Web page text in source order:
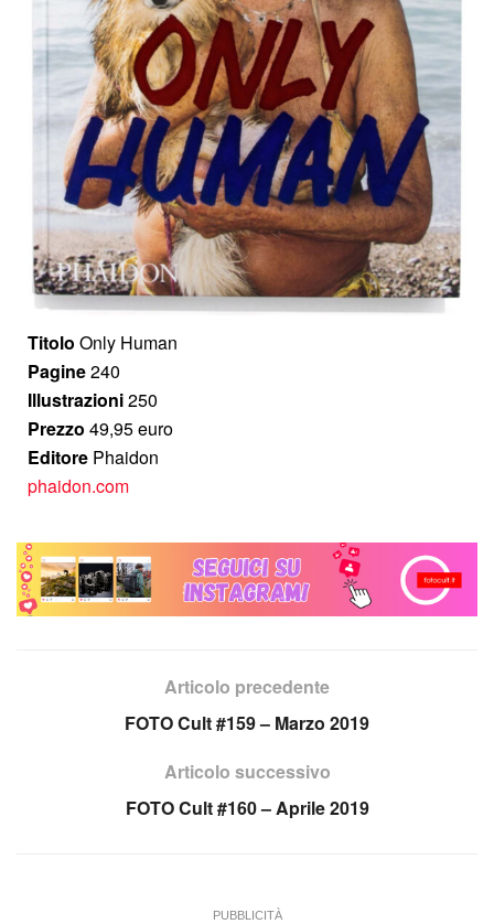
Titolo Only Human
Pagine240
Illustrazioni250
Prezzo 49,95 euro
Editore Phaidon
phaidon.com
Articolo precedente
FOTO Cult #159 – Marzo 2019
Articolo successivo
FOTO Cult #160 – Aprile 2019
PUBBLICITÀ